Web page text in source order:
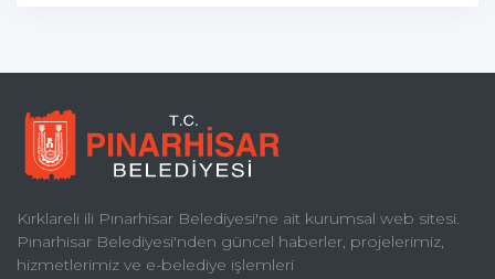
Kırklareli ili Pınarhisar Belediyesi'ne ait kurumsal web sitesi.
Pınarhisar Belediyesi'nden güncel haberler, projelerimiz,
hizmetlerimiz ve e-belediye işlemleri